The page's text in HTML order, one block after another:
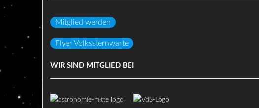
Mitglied werden
Flyer Volkssternwarte
WIR SIND MITGLIED BEI